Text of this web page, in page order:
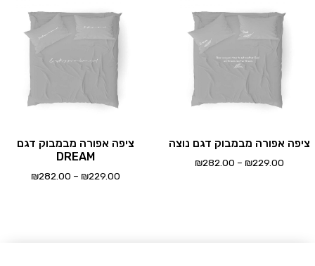
ציפה אפורה מבמבוק דגם נוצה
₪229.00
–
₪282.00
ציפה אפורה מבמבוק דגם
DREAM
₪229.00
–
₪282.00